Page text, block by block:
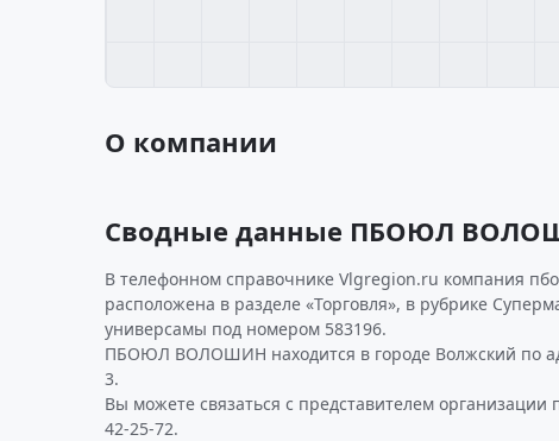
О компании
Сводные данные ПБОЮЛ
В телефонном справочнике Vlgregion.ru компания
расположена в разделе «Торговля», в рубрике
универсамы под номером 583196.
ПБОЮЛ ВОЛОШИН находится в городе Волжский по
3.
Вы можете связаться с представителем организации
42-25-72.